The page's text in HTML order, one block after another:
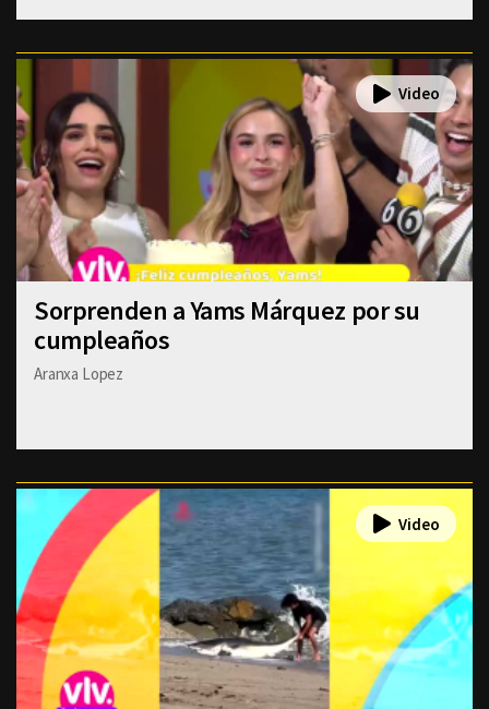
Sorprenden a Yams Márquez por su
cumpleaños
Aranxa Lopez